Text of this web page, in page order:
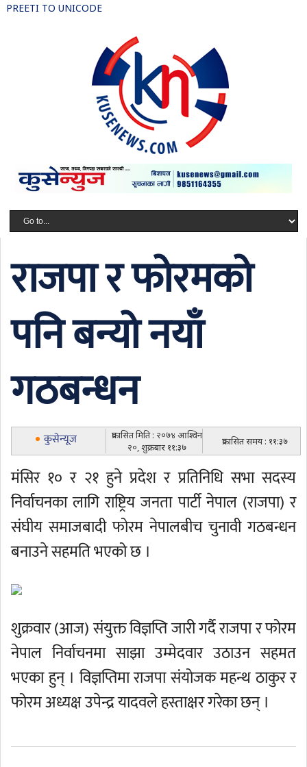
PREETI TO UNICODE
राजपा र फोरमको
पनि बन्यो नयाँ
गठबन्धन
कुसेन्यूज
प्रकासित मिति : २०७४ आश्विन
२०, शुक्रबार ११:३७
प्रकासित समय : ११:३७
मंसिर १० र २१ हुने प्रदेश र प्रतिनिधि सभा सदस्य
निर्वाचनका लागि राष्ट्रिय जनता पार्टी नेपाल (राजपा) र
संघीय समाजबादी फोरम नेपालबीच चुनावी गठबन्धन
बनाउने सहमति भएको छ ।
शुक्रवार (आज) संयुक्त विज्ञप्ति जारी गर्दै राजपा र फोरम
नेपाल निर्वाचनमा साझा उम्मेदवार उठाउन सहमत
भएका हुन् । विज्ञप्तिमा राजपा संयोजक महन्थ ठाकुर र
फोरम अध्यक्ष उपेन्द्र यादवले हस्ताक्षर गरेका छन् ।